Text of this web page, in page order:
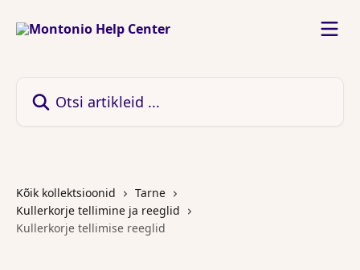
Kõik kollektsioonid
Tarne
Kullerkorje tellimine ja reeglid
Kullerkorje tellimise reeglid